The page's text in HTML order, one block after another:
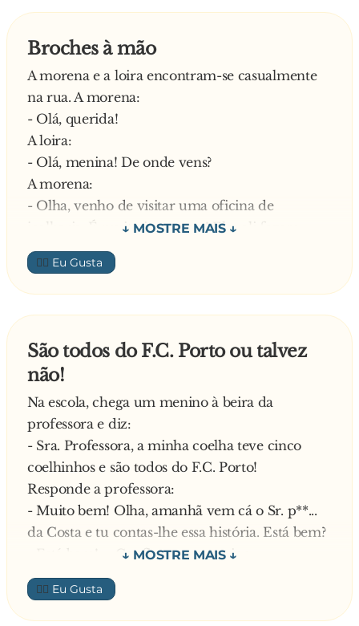
Broches à mão
A morena e a loira encontram-se casualmente
na rua. A morena:
- Olá, querida!
A loira:
- Olá, menina! De onde vens?
A morena:
- Olha, venho de visitar uma oficina de
joalharia. É muito intessante! Eles ali fazem
coisas maravilhosas! Aneis, pulseiras, brincos,
cordões
Interrompe a loira:
- Eu nunca visitei nenhuma dessas oficinas,
fazem broches à mão
—
👍🏼
São todos do F.C. Porto ou talvez
não!
Na escola, chega um menino à beira da
professora e diz:
- Sra. Professora, a minha coelha teve cinco
coelhinhos e são todos do F.C. Porto!
Responde a professora:
- Muito bem! Olha, amanhã vem cá o Sr. p**...
da Costa e tu contas-lhe essa história. Está bem?
- Está bem! – Confirmou o menino.
No dia seguinte, lá estava o p**... da Costa a
visitar a escola e, como combinado, a professora
chama o menino. O menino dirige-se à beira do
👍🏼